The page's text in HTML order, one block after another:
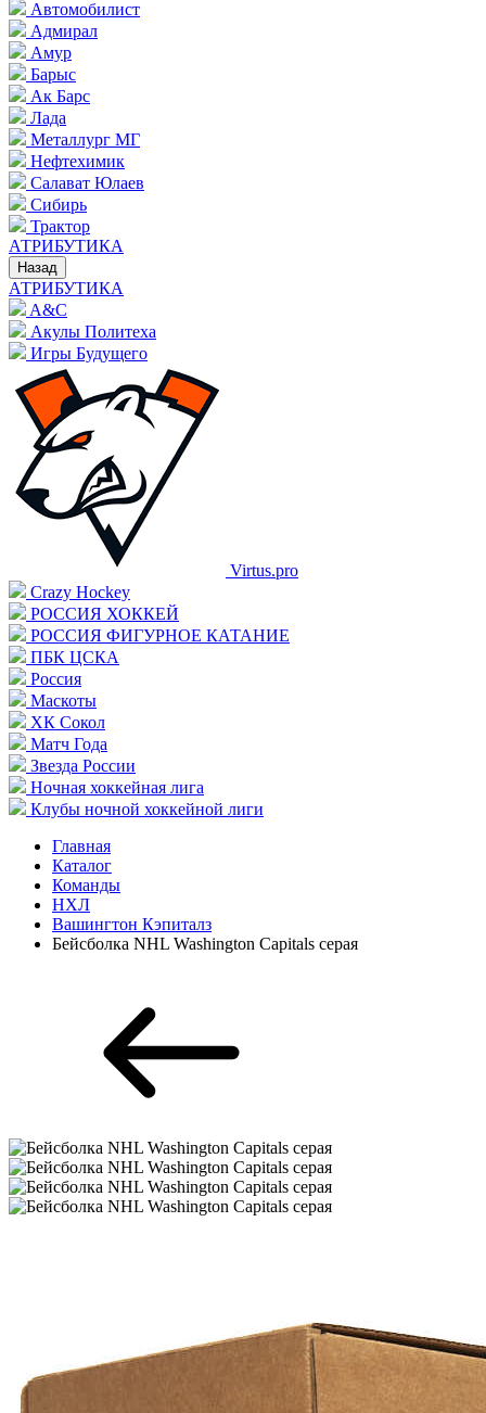
Автомобилист
Адмирал
Амур
Барыс
Ак Барс
Лада
Металлург МГ
Нефтехимик
Салават Юлаев
Сибирь
Трактор
АТРИБУТИКА
Назад
АТРИБУТИКА
A&C
Акулы Политеха
Игры Будущего
Virtus.pro
Crazy Hockey
РОССИЯ ХОККЕЙ
РОССИЯ ФИГУРНОЕ КАТАНИЕ
ПБК ЦСКА
Россия
Маскоты
ХК Сокол
Матч Года
Звезда России
Ночная хоккейная лига
Клубы ночной хоккейной лиги
Главная
Каталог
Команды
НХЛ
Вашингтон Кэпиталз
Бейсболка NHL Washington Capitals серая